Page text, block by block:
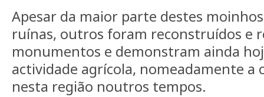
Apesar da maior parte destes
ruínas, outros foram reconstruídos e
monumentos e demonstram ainda
actividade agrícola, nomeadamente a
nesta região noutros tempos.